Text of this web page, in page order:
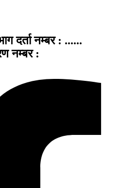
दर्ता नम्बर : ......
नम्बर :